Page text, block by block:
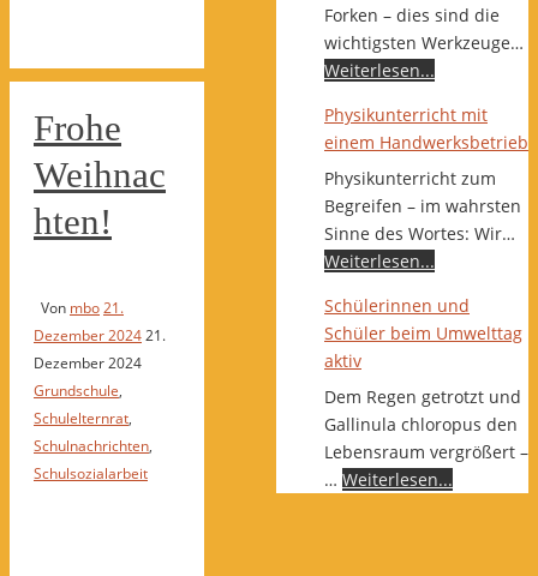
Frohe
Weihnac
hten!
Von mbo21.
Dezember 202421.
Dezember 2024
Grundschule,
Schulelternrat,
Schulnachrichten,
Schulsozialarbeit
Forken – dies sind die
wichtigsten Werkzeuge…
Weiterlesen...
Physikunterricht mit
einem Handwerksbetrieb
Physikunterricht zum
Begreifen – im wahrsten
Sinne des Wortes: Wir…
Weiterlesen...
Schülerinnen und
Schüler beim Umwelttag
aktiv
Dem Regen getrotzt und
Gallinula chloropus den
Lebensraum vergrößert –
… Weiterlesen...